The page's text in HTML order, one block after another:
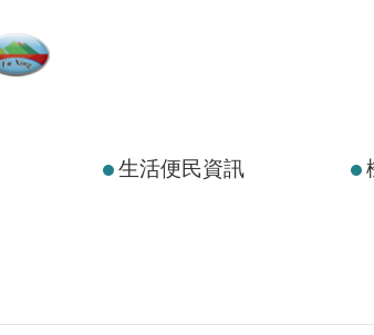
生活便民資訊